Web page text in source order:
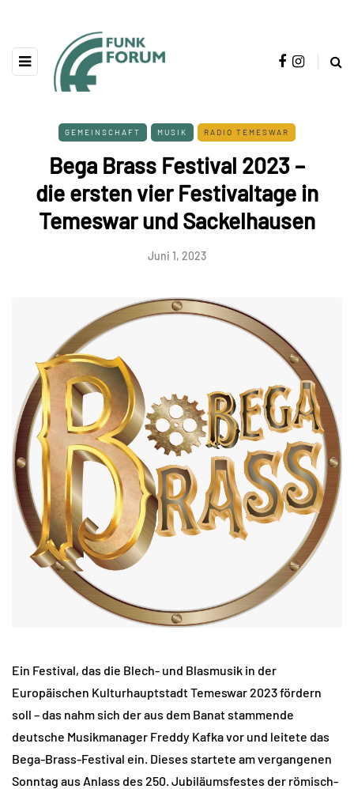
GEMEINSCHAFT MUSIK RADIO TEMESWAR
Bega Brass Festival 2023 –
die ersten vier Festivaltage in
Temeswar und Sackelhausen
Juni 1, 2023
Ein Festival, das die Blech- und Blasmusik in der
Europäischen Kulturhauptstadt Temeswar 2023 fördern
soll – das nahm sich der aus dem Banat stammende
deutsche Musikmanager Freddy Kafka vor und leitete das
Bega-Brass-Festival ein. Dieses startete am vergangenen
Sonntag aus Anlass des 250. Jubiläumsfestes der römisch-